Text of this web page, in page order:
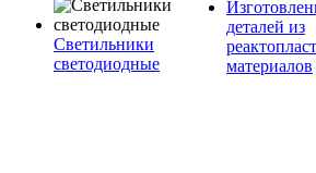
Светильники
светодиодные
деталей из
материалов